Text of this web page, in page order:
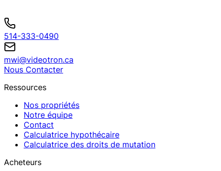
514-333-0490
mwi@videotron.ca
Nous Contacter
Ressources
Nos propriétés
Notre équipe
Contact
Calculatrice hypothécaire
Calculatrice des droits de mutation
Acheteurs